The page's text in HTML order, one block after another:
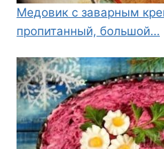
Медовик с заварным
пропитанный, большой…